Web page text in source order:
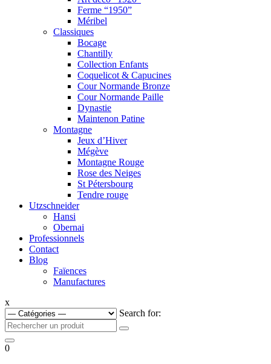
Ferme “1950”
Méribel
Classiques
Bocage
Chantilly
Collection Enfants
Coquelicot & Capucines
Cour Normande Bronze
Cour Normande Paille
Dynastie
Maintenon Patine
Montagne
Jeux d’Hiver
Mégève
Montagne Rouge
Rose des Neiges
St Pétersbourg
Tendre rouge
Utzschneider
Hansi
Obernai
Professionnels
Contact
Blog
Faïences
Manufactures
x
Search for:
0